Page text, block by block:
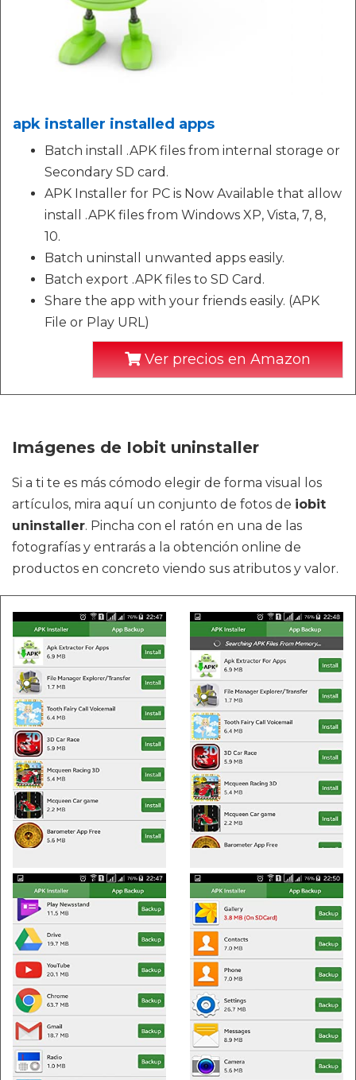
apk installer installed apps
Batch install .APK files from internal storage or
Secondary SD card.
APK Installer for PC is Now Available that allow
install .APK files from Windows XP, Vista, 7, 8,
10.
Batch uninstall unwanted apps easily.
Batch export .APK files to SD Card.
Share the app with your friends easily. (APK
File or Play URL)
Ver precios en Amazon
Imágenes de Iobit uninstaller
Si a ti te es más cómodo elegir de forma visual los
artículos, mira aquí un conjunto de fotos de iobit
uninstaller. Pincha con el ratón en una de las
fotografías y entrarás a la obtención online de
productos en concreto viendo sus atributos y valor.